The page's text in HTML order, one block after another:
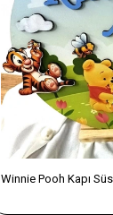
Winnie Pooh Kapı